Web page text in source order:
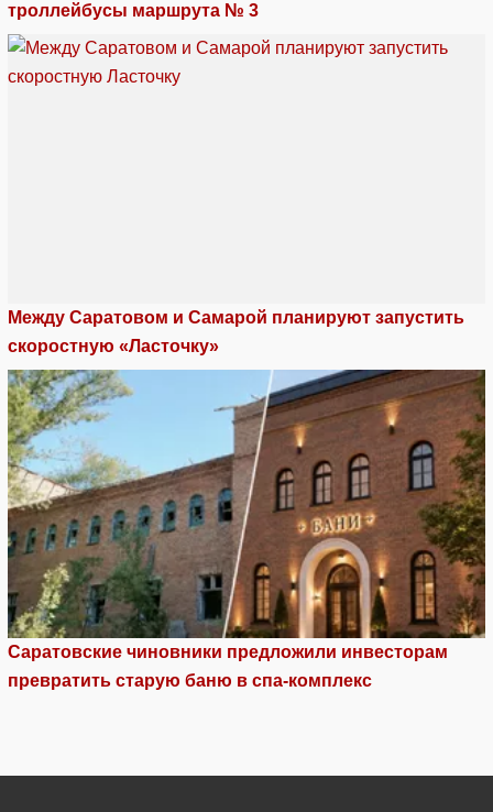
троллейбусы маршрута № 3
Между Саратовом и Самарой планируют запустить
скоростную «Ласточку»
Саратовские чиновники предложили инвесторам
превратить старую баню в спа-комплекс